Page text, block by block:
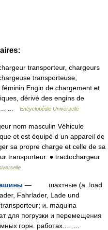
transporteur, chargeurs
transporteuse,
Engin de chargement et
dérivé des engins de
…
Encyclopédie Universelle
nom masculin Véhicule
et est équipé d un appareil de
sa propre charge et celle de sa
transporteur. ● tractochargeur
— шахтныe (a. load
Fahrlader, Lade und
и. maquina
для погрузки и перемещения
горн. работах.… …